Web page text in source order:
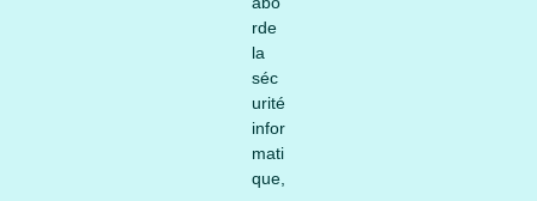
rde
la
séc
urité
infor
mati
que,